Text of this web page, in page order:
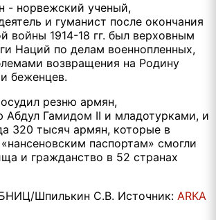
- норвежский ученый,
и гуманист после окончания
войны 1914-18 гг. был верховным
Наций по делам военнопленных,
возвращения на Родину
беженцев.
резню армян,
Абдул Гамидом II и младотурками, и
320 тысяч армян, которые в
паспортам» смогли
и гражданство в 52 странах
Шпилькин С.В. Источник: ARKA